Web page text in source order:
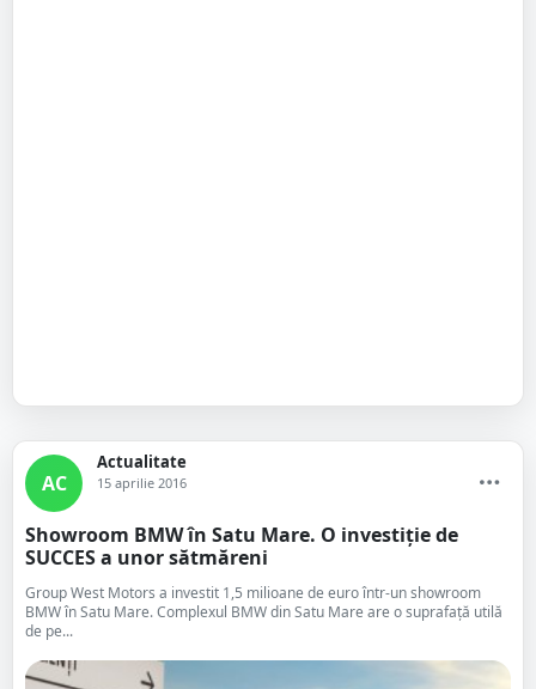
AC
Actualitate
15 aprilie 2016
Showroom BMW în Satu Mare. O investiție de
SUCCES a unor sătmăreni
Group West Motors a investit 1,5 milioane de euro într-un showroom
BMW în Satu Mare. Complexul BMW din Satu Mare are o suprafață utilă
de pe...